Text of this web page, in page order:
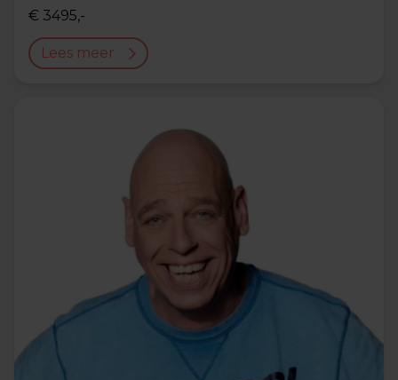
€ 3495,-
Lees meer